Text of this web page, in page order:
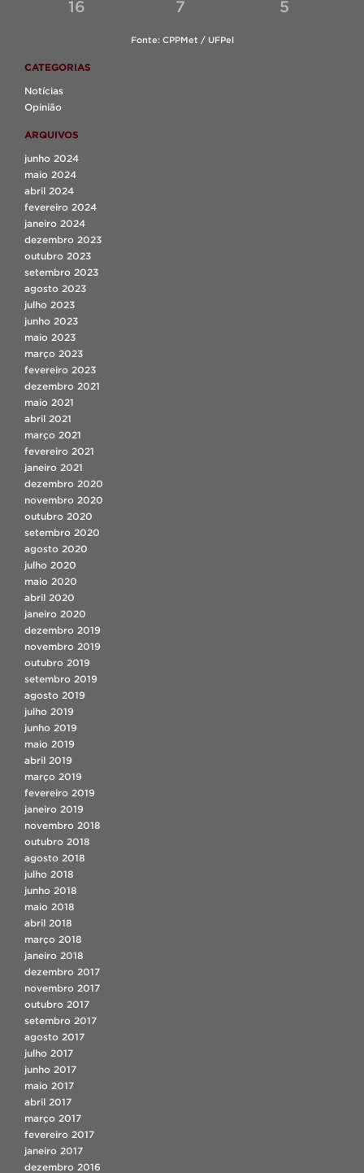
16 7 5
Fonte: CPPMet / UFPel
CATEGORIAS
Notícias
Opinião
ARQUIVOS
junho 2024
maio 2024
abril 2024
fevereiro 2024
janeiro 2024
dezembro 2023
outubro 2023
setembro 2023
agosto 2023
julho 2023
junho 2023
maio 2023
março 2023
fevereiro 2023
dezembro 2021
maio 2021
abril 2021
março 2021
fevereiro 2021
janeiro 2021
dezembro 2020
novembro 2020
outubro 2020
setembro 2020
agosto 2020
julho 2020
maio 2020
abril 2020
janeiro 2020
dezembro 2019
novembro 2019
outubro 2019
setembro 2019
agosto 2019
julho 2019
junho 2019
maio 2019
abril 2019
março 2019
fevereiro 2019
janeiro 2019
novembro 2018
outubro 2018
agosto 2018
julho 2018
junho 2018
maio 2018
abril 2018
março 2018
janeiro 2018
dezembro 2017
novembro 2017
outubro 2017
setembro 2017
agosto 2017
julho 2017
junho 2017
maio 2017
abril 2017
março 2017
fevereiro 2017
janeiro 2017
dezembro 2016